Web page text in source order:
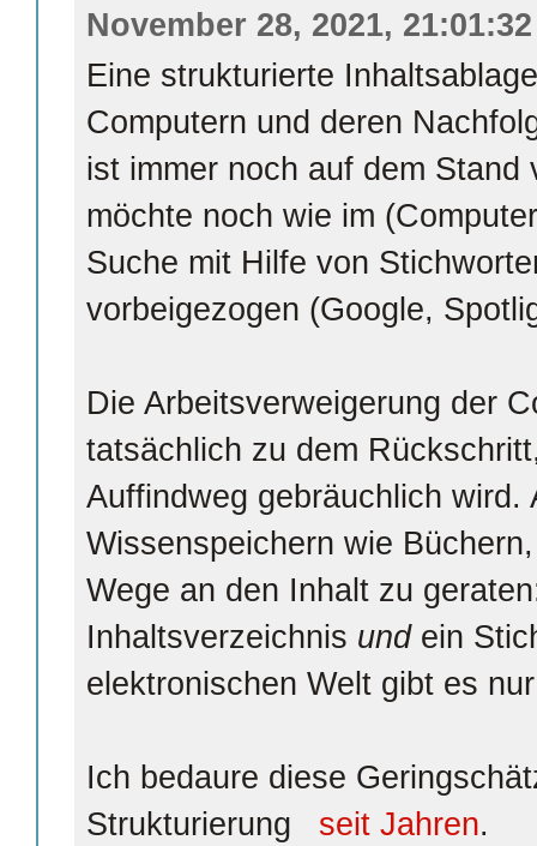
November 28, 2021, 21:01:32
Eine strukturierte
Computern und deren
ist immer noch auf dem
möchte noch wie im
Suche mit Hilfe von
vorbeigezogen (Google,
Die Arbeitsverweigerung der
tatsächlich zu dem
Auffindweg gebräuchlich wird.
Wissenspeichern wie
Wege an den Inhalt zu
Inhaltsverzeichnis undein
elektronischen Welt gibt es
Ich bedaure diese
Strukturierung
seit Jahren.